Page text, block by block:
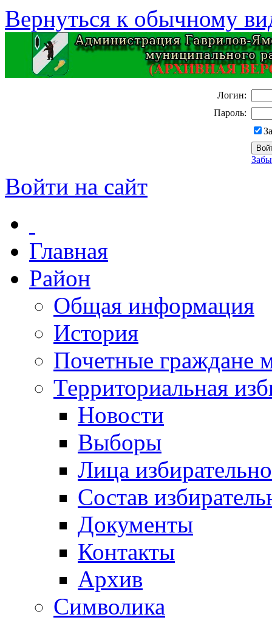
Вернуться к обычному
Логин:
Пароль:
Войти на сайт
Главная
Район
Общая информация
История
Почетные граждане
Территориальная
Новости
Выборы
Лица
Состав
Документы
Контакты
Архив
Символика